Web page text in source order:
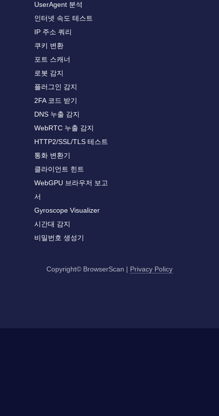
UserAgent 분석
인터넷 속도 테스트
IP 주소 쿼리
쿠키 변환
포트 스캐너
로봇 감지
플러그인 감지
2FA 코드 받기
DNS 누출 감지
WebRTC 누출 감지
HTTP2/SSL/TLS 테스트
통화 변환기
클라이언트 힌트
WebGPU 브라우저 보고
서
Gyroscope Visualizer
시간대 감지
비밀번호 생성기
Copyright© BrowserScan | Privacy Policy